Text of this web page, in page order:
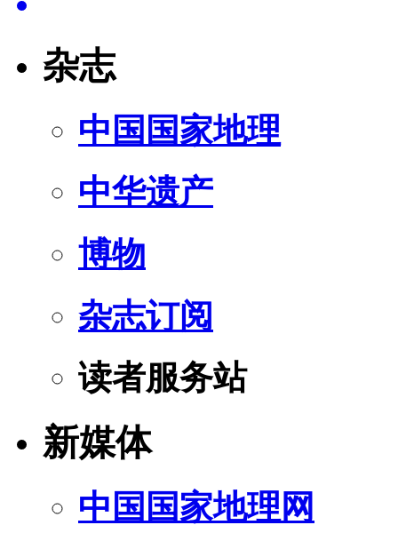
杂志
中国国家地理
中华遗产
博物
杂志订阅
读者服务站
新媒体
中国国家地理网